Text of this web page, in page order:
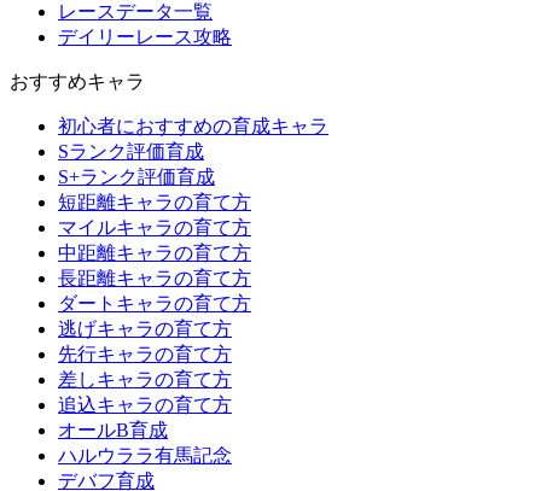
レースデータ一覧
デイリーレース攻略
おすすめキャラ
初心者におすすめの育成キャラ
Sランク評価育成
S+ランク評価育成
短距離キャラの育て方
マイルキャラの育て方
中距離キャラの育て方
長距離キャラの育て方
ダートキャラの育て方
逃げキャラの育て方
先行キャラの育て方
差しキャラの育て方
追込キャラの育て方
オールB育成
ハルウララ有馬記念
デバフ育成